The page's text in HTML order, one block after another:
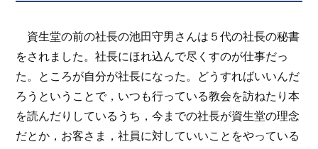
資生堂の前の社長の池田守男さんは５代の社長の秘書
をされました。社長にほれ込んで尽くすのが仕事だっ
た。ところが自分が社長になった。どうすればいいんだ
ろうということで，いつも行っている教会を訪ねたり本
を読んだりしているうち，今までの社長が資生堂の理念
だとか，お客さま，社員に対していいことをやっている